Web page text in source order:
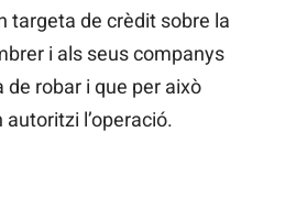
targeta de crèdit sobre la
i als seus companys
de robar i que per això
l’operació.